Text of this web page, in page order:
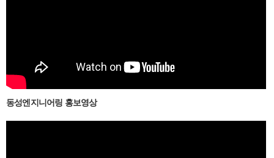
동성엔지니어링 홍보영상